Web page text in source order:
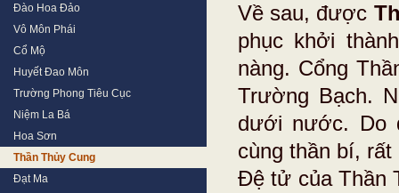
Đào Hoa Đảo
Vô Môn Phái
Cổ Mộ
Huyết Đao Môn
Trường Phong Tiêu Cục
Niệm La Bá
Hoa Sơn
Thần Thủy Cung
Đạt Ma
Về sau, được
phục khởi
nàng. Cổng
Trường Bạch.
dưới nước. Do
cùng thần bí,
Đệ tử của Thần